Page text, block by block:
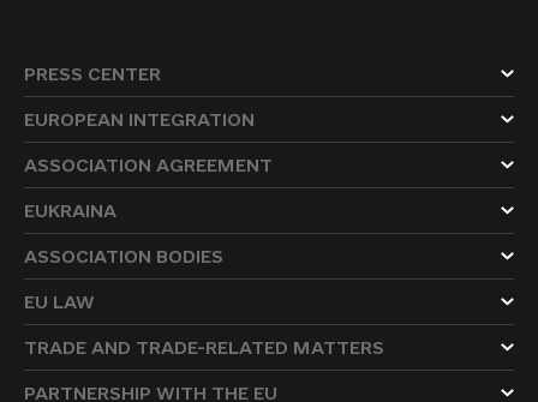
PRESS CENTER
EUROPEAN INTEGRATION
ASSOCIATION AGREEMENT
EUKRAINA
ASSOCIATION BODIES
EU LAW
TRADE AND TRADE-RELATED MATTERS
PARTNERSHIP WITH THE EU